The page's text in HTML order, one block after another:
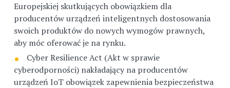
Europejskiej skutkujących obowiązkiem dla
producentów urządzeń inteligentnych dostosowania
swoich produktów do nowych wymogów prawnych,
aby móc oferować je na rynku.
Cyber Resilience Act (Akt w sprawie
cyberodporności) nakładający na producentów
urządzeń IoT obowiązek zapewnienia bezpieczeństwa